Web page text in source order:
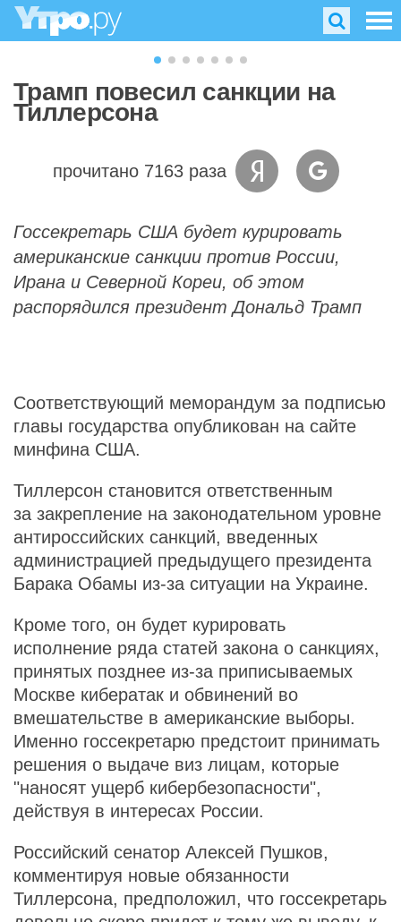
Трамп повесил санкции на
Тиллерсона
прочитано 7163 раза
Госсекретарь США будет курировать
американские санкции против России,
Ирана и Северной Кореи, об этом
распорядился президент Дональд Трамп
Соответствующий меморандум за подписью
главы государства опубликован на сайте
минфина США.
Тиллерсон становится ответственным
за закрепление на законодательном уровне
антироссийских санкций, введенных
администрацией предыдущего президента
Барака Обамы из-за ситуации на Украине.
Кроме того, он будет курировать
исполнение ряда статей закона о санкциях,
принятых позднее из-за приписываемых
Москве кибератак и обвинений во
вмешательстве в американские выборы.
Именно госсекретарю предстоит принимать
решения о выдаче виз лицам, которые
"наносят ущерб кибербезопасности",
действуя в интересах России.
Российский сенатор Алексей Пушков,
комментируя новые обязанности
Тиллерсона, предположил, что госсекретарь